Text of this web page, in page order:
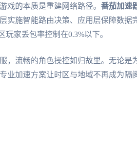
戏的本质是重建网络路径。 番茄加速
实施智能路由决策、应用层保障数据
玩家丢包率控制在0.3%以下。
，流畅的角色操控如归故里。无论
业加速方案让时区与地域不再成为隔